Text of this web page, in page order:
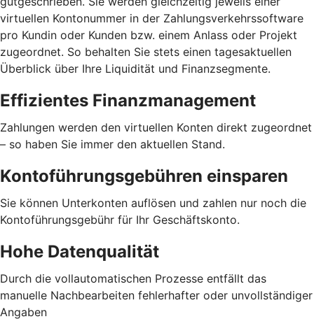
virtuellen Kontonummer in der Zahlungsverkehrssoftware
pro Kundin oder Kunden bzw. einem Anlass oder Projekt
zugeordnet. So behalten Sie stets einen tagesaktuellen
Überblick über Ihre Liquidität und Finanzsegmente.
Effizientes Finanzmanagement
Zahlungen werden den virtuellen Konten direkt zugeordnet
– so haben Sie immer den aktuellen Stand.
Kontoführungsgebühren einsparen
Sie können Unterkonten auflösen und zahlen nur noch die
Kontoführungsgebühr für Ihr Geschäftskonto.
Hohe Datenqualität
Durch die vollautomatischen Prozesse entfällt das
manuelle Nachbearbeiten fehlerhafter oder unvollständiger
Angaben